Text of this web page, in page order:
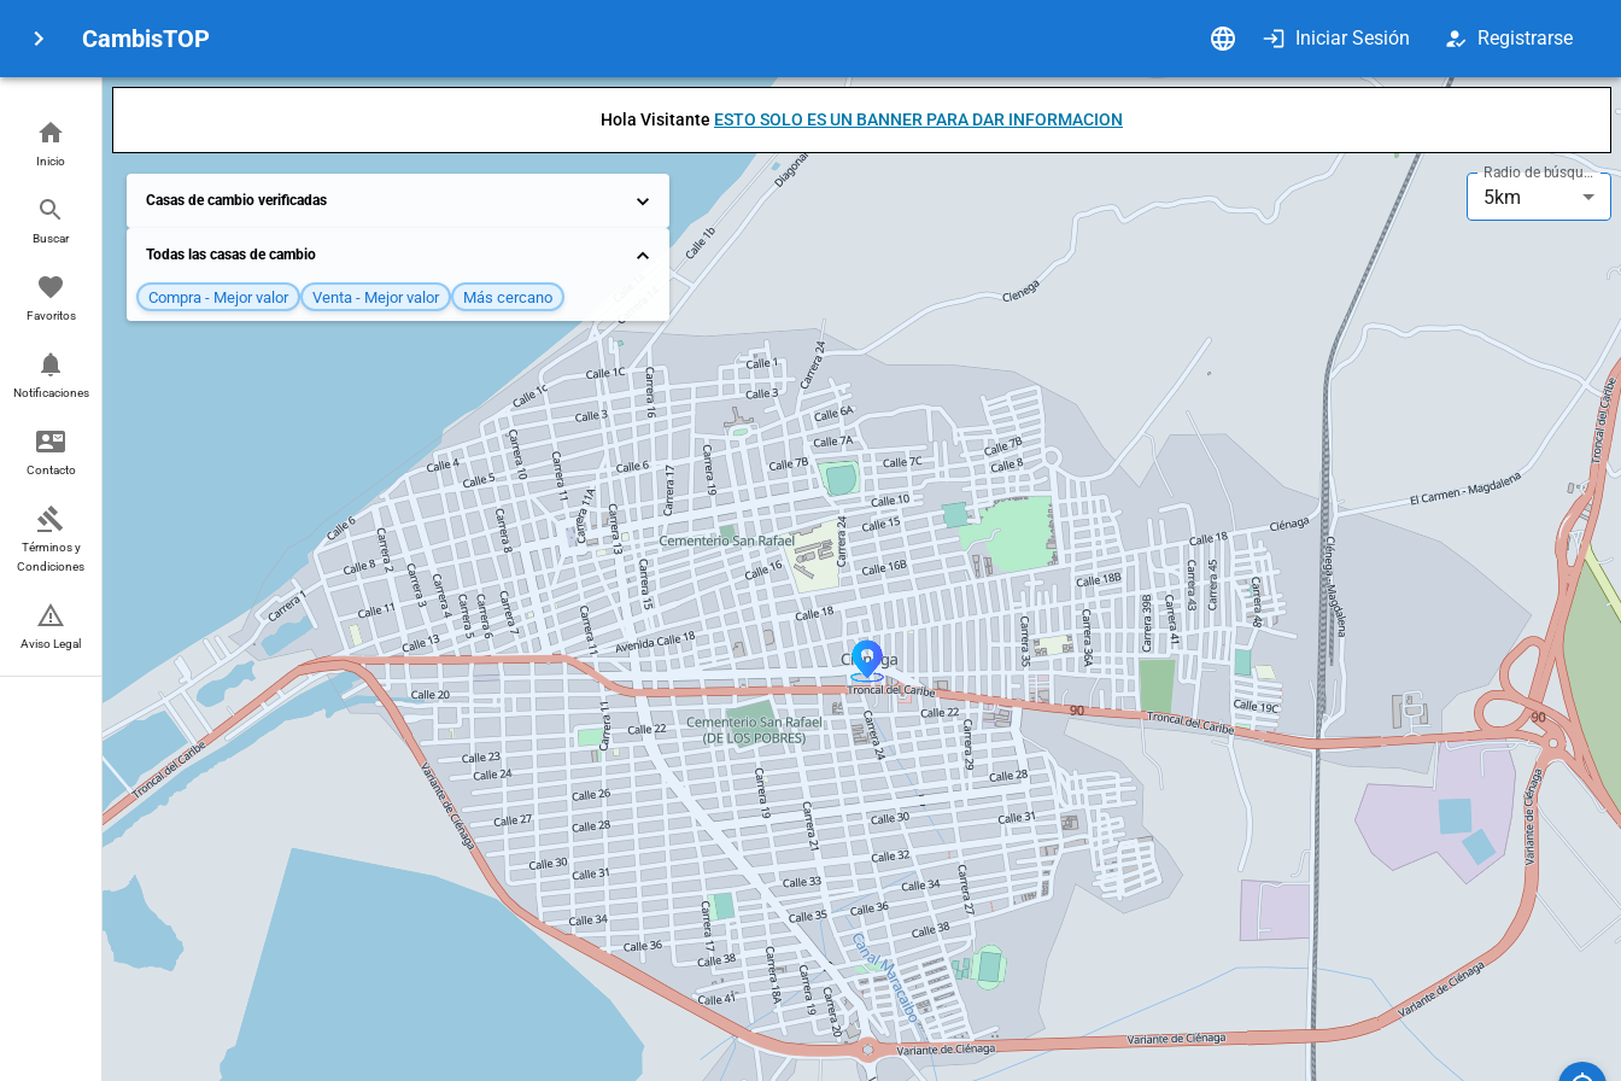
CambisTOP Iniciar Sesión Registrarse
Inicio
Buscar
Favoritos
Notificaciones
Contacto
Términos y
Condiciones
Aviso Legal
Hola Visitante ESTO SOLO ES UN BANNER PARA DAR INFORMACION
Radio de búsqueda
5km
Casas de cambio verificadas
Todas las casas de cambio
Compra - Mejor valor Venta - Mejor valor Más cercano